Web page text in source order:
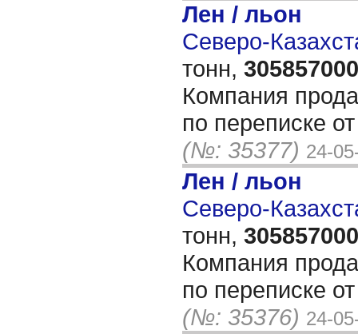
Лен / льон
Северо-
тонн, 305857000
Компания
по переписке
(№: 35377) 24-
Лен / льон
Северо-
тонн, 305857000
Компания
по переписке
(№: 35376) 24-